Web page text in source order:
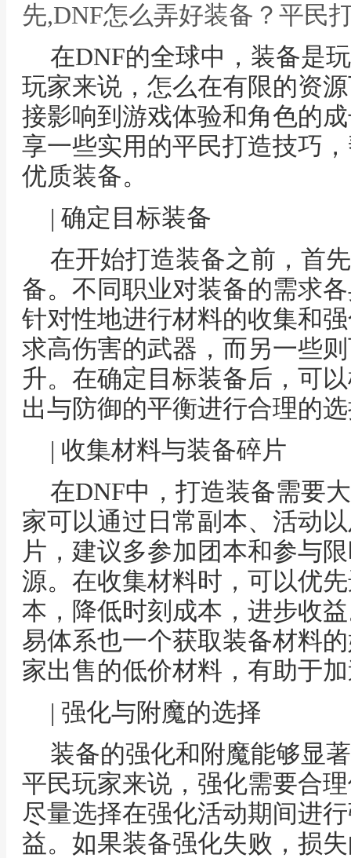
先,DNF怎么弄好装备？平民
在DNF的全球中，装备是
玩家来说，怎么在有限的资
接影响到游戏体验和角色的
享一些实用的平民打造技巧
优质装备。
| 确定目标装备
在开始打造装备之前，首
备。不同职业对装备的需求
针对性地进行材料的收集和
求高伤害的武器，而另一些
升。在确定目标装备后，可
出与防御的平衡进行合理的
| 收集材料与装备碎片
在DNF中，打造装备需要
家可以通过日常副本、活动
片，建议多参加团本和参与
源。在收集材料时，可以优
本，降低时刻成本，进步收
易体系也一个获取装备材料
家出售的低价材料，有助于
| 强化与附魔的选择
装备的强化和附魔能够显
平民玩家来说，强化需要合
尽量选择在强化活动期间进
益。如果装备强化失败，损